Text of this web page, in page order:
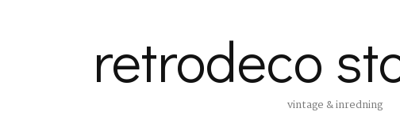
retrodeco
vintage & inredning